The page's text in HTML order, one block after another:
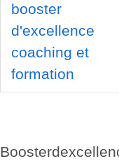
booster
d'excellence
coaching et
formation